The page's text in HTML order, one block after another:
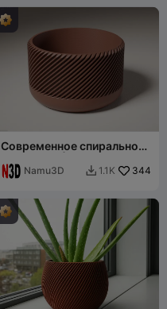
Современное спиральное
Геометрический
печать F
Namu3D  1.1K 344